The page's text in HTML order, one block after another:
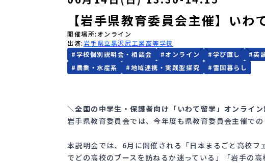
【岩手県教育委員会主催】い
開催場所 オンライン
出演 岩手県立黒沢尻工業高等学校
#学校個別説明会・相談会 #オンライン #学び直し #英
# 農業・水産系 #地域連携・実践型探究 #雪国暮らし
＼全国の中学生・保護者向け「いわて留学」オンライ
岩手県教育委員会では、今年度も県教育委員会主催で
本説明会では、6月に開催される「日本まるごと高校
でどの高校のブースを訪ねるか迷っている」「岩手の